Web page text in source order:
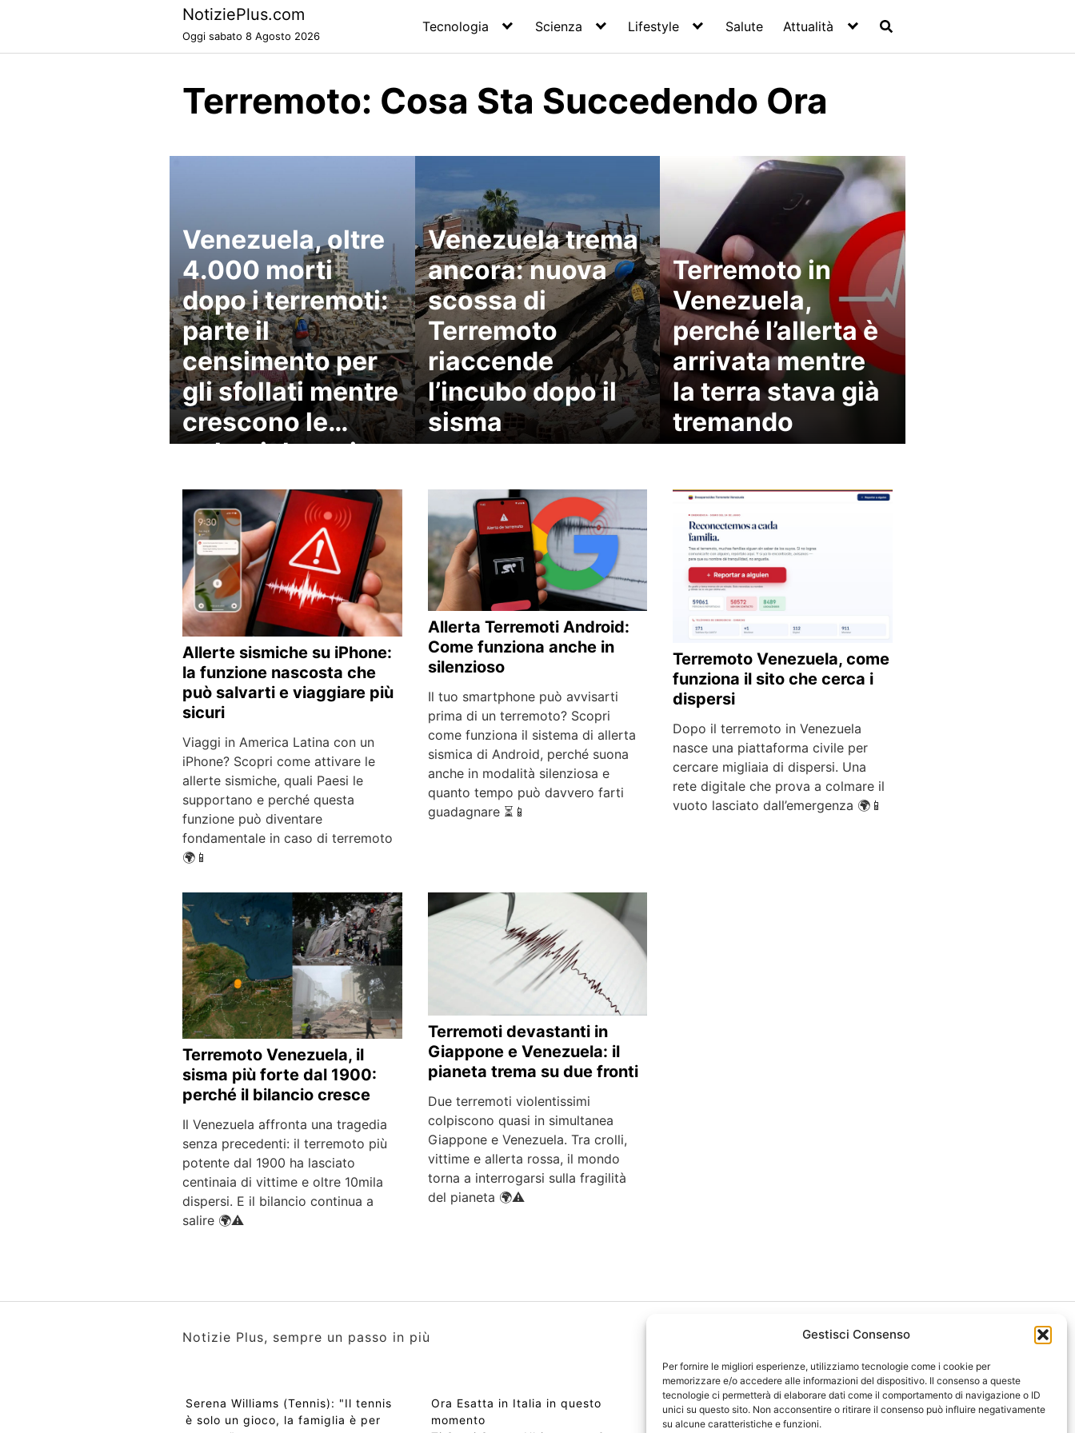
Gestisci Consenso
Per fornire le migliori esperienze, utilizziamo tecnologie come i cookie per
memorizzare e/o accedere alle informazioni del dispositivo. Il consenso a queste
tecnologie ci permetterà di elaborare dati come il comportamento di navigazione o ID
unici su questo sito. Non acconsentire o ritirare il consenso può influire negativamente
su alcune caratteristiche e funzioni.
NotiziePlus.com
Oggi sabato 8 Agosto 2026
Tecnologia Scienza Lifestyle Salute Attualità
Terremoto: Cosa Sta Succedendo Ora
Venezuela, oltre
4.000 morti
dopo i terremoti:
parte il
censimento per
gli sfollati mentre
crescono le
polemiche sui
soccorsi
Venezuela trema
ancora: nuova
scossa di
Terremoto
riaccende
l’incubo dopo il
sisma
Terremoto in
Venezuela,
perché l’allerta è
arrivata mentre
la terra stava già
tremando
Allerte sismiche su iPhone:
la funzione nascosta che
può salvarti e viaggiare più
sicuri
Viaggi in America Latina con un
iPhone? Scopri come attivare le
allerte sismiche, quali Paesi le
supportano e perché questa
funzione può diventare
fondamentale in caso di terremoto
🌍📱
Allerta Terremoti Android:
Come funziona anche in
silenzioso
Il tuo smartphone può avvisarti
prima di un terremoto? Scopri
come funziona il sistema di allerta
sismica di Android, perché suona
anche in modalità silenziosa e
quanto tempo può davvero farti
guadagnare ⏳📱
Terremoto Venezuela, come
funziona il sito che cerca i
dispersi
Dopo il terremoto in Venezuela
nasce una piattaforma civile per
cercare migliaia di dispersi. Una
rete digitale che prova a colmare il
vuoto lasciato dall’emergenza 🌍📱
Terremoto Venezuela, il
sisma più forte dal 1900:
perché il bilancio cresce
Il Venezuela affronta una tragedia
senza precedenti: il terremoto più
potente dal 1900 ha lasciato
centinaia di vittime e oltre 10mila
dispersi. E il bilancio continua a
salire 🌍⚠️
Terremoti devastanti in
Giappone e Venezuela: il
pianeta trema su due fronti
Due terremoti violentissimi
colpiscono quasi in simultanea
Giappone e Venezuela. Tra crolli,
vittime e allerta rossa, il mondo
torna a interrogarsi sulla fragilità
del pianeta 🌍⚠️
Notizie Plus, sempre un passo in più
Serena Williams (Tennis): "Il tennis
è solo un gioco, la famiglia è per
Ora Esatta in Italia in questo
momento
Copyright 2026 NotiziePlus.com
Edizioni Web4Star